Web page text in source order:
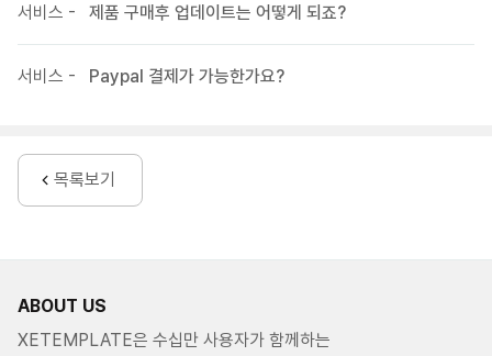
20181025 V2.2.3 업데이트 내역
갤러리형 스킨에 무한스크롤 페이징인경우 브라우저에 따라 이미지
겹침현상 수정
수정에 따라 관련된 js파일들도 업데이트
갤러리형 스킨에 반응형 정렬 방식 추가
이전글,다음글 출력 개선(No More 표기 추가)
문제 수정
서비스 - 제품 구매후 업데이트는 어떻게 되죠?
서비스 - Paypal 결제가 가능한가요?
목록보기
ABOUT US
XETEMPLATE은 수십만 사용자가 함께하는